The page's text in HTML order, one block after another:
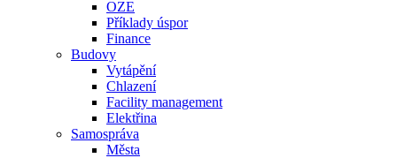
OZE
Příklady úspor
Finance
Budovy
Vytápění
Chlazení
Facility management
Elektřina
Samospráva
Města